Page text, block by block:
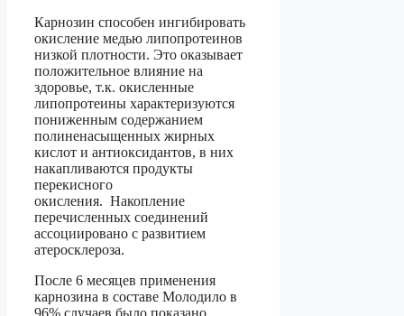
Карнозин способен ингибировать
окисление медью липопротеинов
низкой плотности. Это оказывает
положительное влияние на
здоровье, т.к. окисленные
липопротеины характеризуются
пониженным содержанием
полиненасыщенных жирных
кислот и антиоксидантов, в них
накапливаются продукты
перекисного
окисления. Накопление
перечисленных соединений
ассоциировано с развитием
атеросклероза.
После 6 месяцев применения
карнозина в составе Молодило в
96% случаев было показано